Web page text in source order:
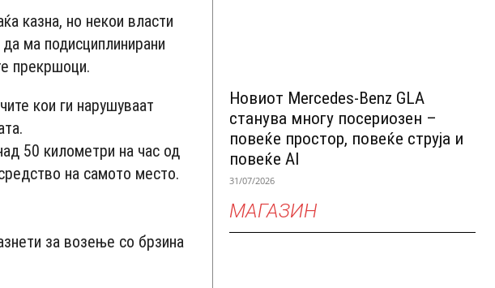
казна, но некои власти
ма подисциплинирани
прекршоци.
кои ги нарушуваат
50 километри на час од
на самото место.
за возење со брзина
Новиот Mercedes-Benz GLA
станува многу посериозен –
повеќе простор, повеќе струја и
повеќе AI
31/07/2026
МАГАЗИН